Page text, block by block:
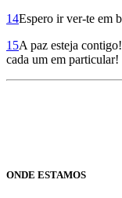
14Espero ir ver-te em
15A paz esteja
cada um em particular!
ONDE ESTAMOS